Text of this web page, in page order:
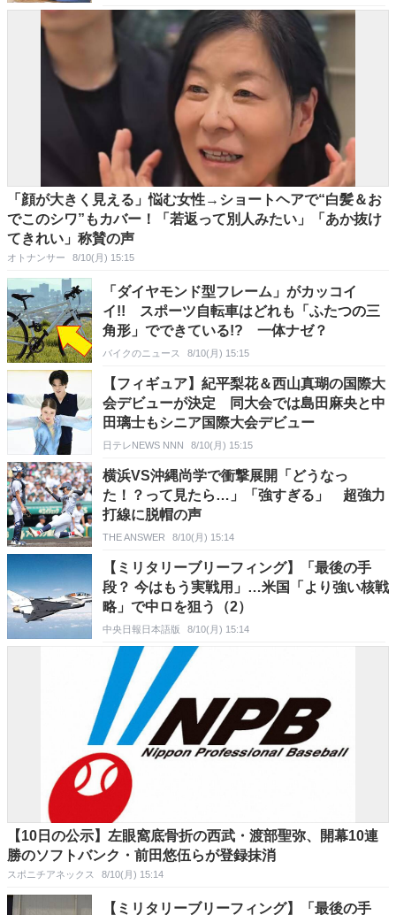
「顔が大きく見える」悩む女性→ショートヘアで“白髪＆お
でこのシワ”もカバー！「若返って別人みたい」「あか抜け
てきれい」称賛の声
オトナンサー 8/10(月) 15:15
「ダイヤモンド型フレーム」がカッコイ
イ!! スポーツ自転車はどれも「ふたつの三
角形」でできている!? 一体ナゼ？
バイクのニュース 8/10(月) 15:15
【フィギュア】紀平梨花＆西山真瑚の国際大
会デビューが決定 同大会では島田麻央と中
田璃士もシニア国際大会デビュー
日テレNEWS NNN 8/10(月) 15:15
横浜VS沖縄尚学で衝撃展開「どうなっ
た！？って見たら…」「強すぎる」 超強力
打線に脱帽の声
THE ANSWER 8/10(月) 15:14
【ミリタリーブリーフィング】「最後の手
段？ 今はもう実戦用」…米国「より強い核戦
略」で中ロを狙う（2）
中央日報日本語版 8/10(月) 15:14
【10日の公示】左眼窩底骨折の西武・渡部聖弥、開幕10連
勝のソフトバンク・前田悠伍らが登録抹消
スポニチアネックス 8/10(月) 15:14
【ミリタリーブリーフィング】「最後の手